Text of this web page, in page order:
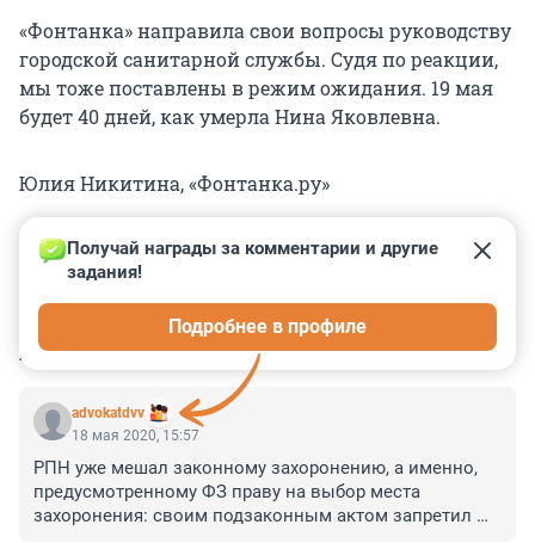
«Фонтанка» направила свои вопросы руководству
городской санитарной службы. Судя по реакции,
мы тоже поставлены в режим ожидания. 19 мая
будет 40 дней, как умерла Нина Яковлевна.
Юлия Никитина, «Фонтанка.ру»
КОММЕНТАРИИ 96
advokatdvv
Получай награды за комментарии и другие
задания!
Подробнее в профиле
18 мая 2020, 15:57
РПН уже мешал законному захоронению, а именно,
предусмотренному ФЗ праву на выбор места
захоронения: своим подзаконным актом запретил